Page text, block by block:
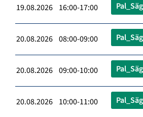
19.08.2026 16:00-17:00
20.08.2026 08:00-09:00
20.08.2026 09:00-10:00
20.08.2026 10:00-11:00